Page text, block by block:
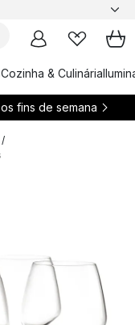
Cozinha & Culinária
fins de semana
/